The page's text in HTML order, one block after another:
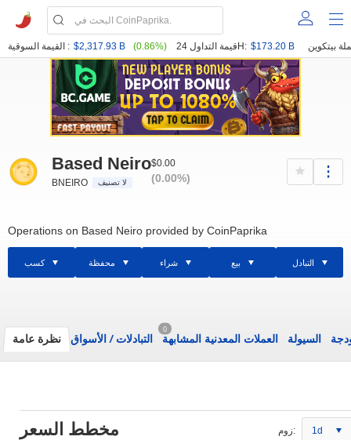
القيمة السوقية : $2,317.93 B (0.86%) قيمة التداول 24H: $173.20 B
Based Neiro
BNEIRO لا تصنيف
$0.00
(0.00%)
Operations on Based Neiro provided by CoinPaprika
كسب محفظة شراء بيع التبادل
نظرة عامة التبادلات/ الأسواق
0
العملات المعدنية المشابهة السيولة
مخطط السعر زوم: 1d